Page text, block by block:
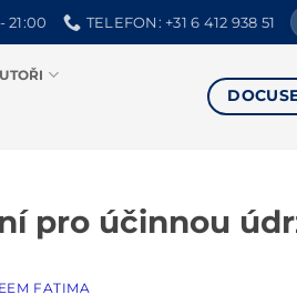
21:00 TELEFON: +31 6 412 938 51
pro účinnou
FATIMA